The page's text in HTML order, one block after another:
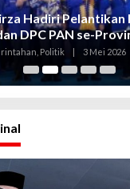
Hadiri Pelantikan
DPC PAN se-
Politik | 3 Mei 2026